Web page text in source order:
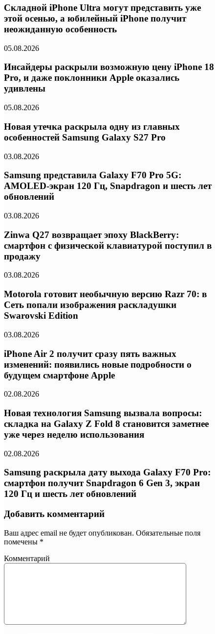
Складной iPhone Ultra могут представить уже
этой осенью, а юбилейный iPhone получит
неожиданную особенность
05.08.2026
Инсайдеры раскрыли возможную цену iPhone 18
Pro, и даже поклонники Apple оказались
удивлены
05.08.2026
Новая утечка раскрыла одну из главных
особенностей Samsung Galaxy S27 Pro
03.08.2026
Samsung представила Galaxy F70 Pro 5G:
AMOLED-экран 120 Гц, Snapdragon и шесть лет
обновлений
03.08.2026
Zinwa Q27 возвращает эпоху BlackBerry:
смартфон с физической клавиатурой поступил в
продажу
03.08.2026
Motorola готовит необычную версию Razr 70: в
Сеть попали изображения раскладушки
Swarovski Edition
03.08.2026
iPhone Air 2 получит сразу пять важных
изменений: появились новые подробности о
будущем смартфоне Apple
02.08.2026
Новая технология Samsung вызвала вопросы:
складка на Galaxy Z Fold 8 становится заметнее
уже через неделю использования
02.08.2026
Samsung раскрыла дату выхода Galaxy F70 Pro:
смартфон получит Snapdragon 6 Gen 3, экран
120 Гц и шесть лет обновлений
Добавить комментарий
Ваш адрес email не будет опубликован. Обязательные поля
помечены *
Комментарий